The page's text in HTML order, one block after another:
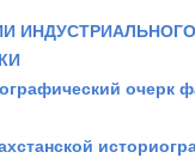
очерк